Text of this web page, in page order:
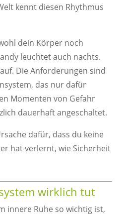
kennt diesen Rhythmus
dein Körper noch
leuchtet auch nachts.
Die Anforderungen sind
das nur dafür
Momenten von Gefahr
dauerhaft angeschaltet.
dafür, dass du keine
hat verlernt, wie Sicherheit
wirklich tut
innere Ruhe so wichtig ist,